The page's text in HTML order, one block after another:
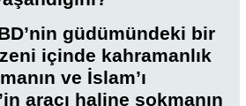
güdümündeki bir
içinde kahramanlık
ve İslam’ı
aracı haline sokmanın